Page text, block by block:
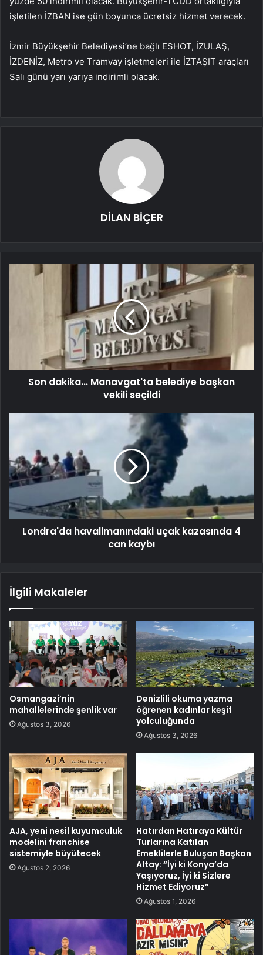
işletilen İZBAN ise gün boyunca ücretsiz hizmet verecek.
İzmir Büyükşehir Belediyesi’ne bağlı ESHOT, İZULAŞ,
İZDENİZ, Metro ve Tramvay işletmeleri ile İZTAŞIT araçları
Salı günü yarı yarıya indirimli olacak.
DİLAN BİÇER
Son dakika... Manavgat'ta belediye başkan
vekili seçildi
Londra'da havalimanındaki uçak kazasında 4
can kaybı
İlgili Makaleler
Osmangazi’nin
mahallelerinde şenlik var
Ağustos 3, 2026
Denizlili okuma yazma
öğrenen kadınlar keşif
yolculuğunda
Ağustos 3, 2026
AJA, yeni nesil kuyumculuk
modelini franchise
sistemiyle büyütecek
Ağustos 2, 2026
Hatırdan Hatıraya Kültür
Turlarına Katılan
Emeklilerle Buluşan Başkan
Altay: “İyi ki Konya’da
Yaşıyoruz, İyi ki Sizlere
Hizmet Ediyoruz”
Ağustos 1, 2026